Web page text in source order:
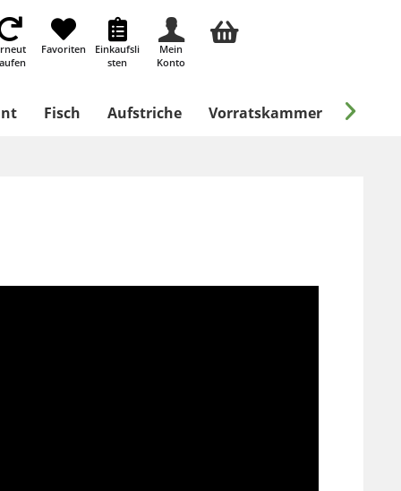
Favoriten
Einkaufsli
sten
Mein
Konto
Fisch Aufstriche Vorratskammer Süßes
